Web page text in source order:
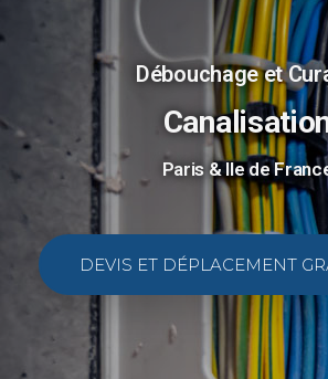
Débouchage et
Paris & Ile de
DEVIS ET DÉPLACEMENT